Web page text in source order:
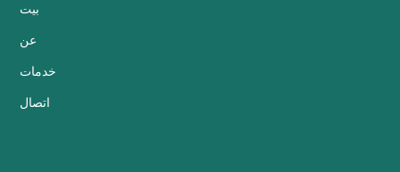
بيت
عن
خدمات
اتصال